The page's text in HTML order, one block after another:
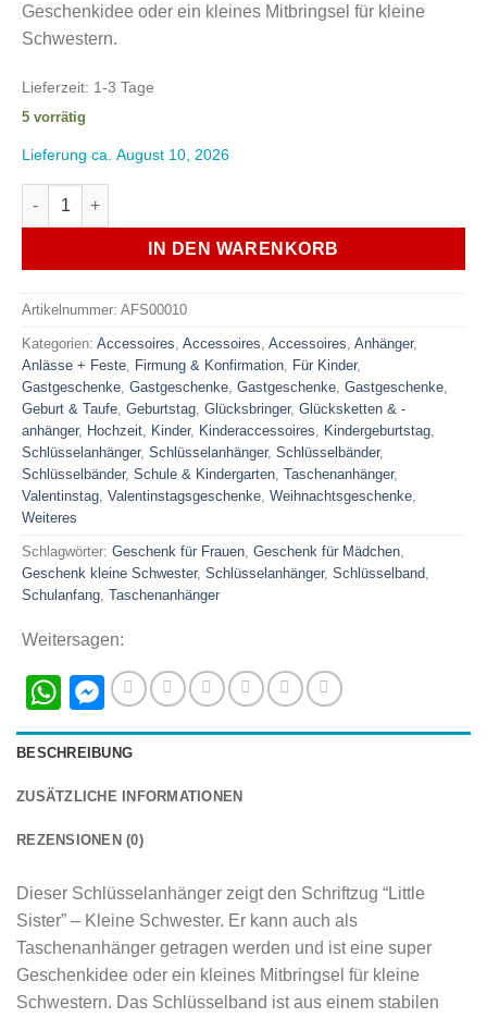
Geschenkidee oder ein kleines Mitbringsel für kleine
Schwestern.
Lieferzeit: 1-3 Tage
5 vorrätig
Lieferung ca. August 10, 2026
Schlüsselanhänger LITTLE SISTER handgemachter
IN DEN WARENKORB
Artikelnummer: AFS00010
Kategorien: Accessoires Accessoires Accessoires Anhänger,
Anlässe + Feste
Firmung & Konfirmation Für Kinder,
Gastgeschenke Gastgeschenke Gastgeschenke Gastgeschenke
Geburt & Taufe Geburtstag Glücksbringer, Glücksketten & -
anhänger, Hochzeit Kinder, Kinderaccessoires Kindergeburtstag
Schlüsselanhänger, Schlüsselanhänger, Schlüsselbänder,
Schlüsselbänder, Schule & Kindergarten Taschenanhänger,
Valentinstag Valentinstagsgeschenke Weihnachtsgeschenke
Weiteres
Schlagwörter: Geschenk für Frauen Geschenk für Mädchen
Geschenk kleine Schwester, Schlüsselanhänger, Schlüsselband
Schulanfang Taschenanhänger
Weitersagen:
WhatsApp
Messenger
BESCHREIBUNG
ZUSÄTZLICHE INFORMATIONEN
REZENSIONEN (0)
Dieser Schlüsselanhänger zeigt den Schriftzug “Little
Sister” – Kleine Schwester. Er kann auch als
Taschenanhänger getragen werden und ist eine super
Geschenkidee oder ein kleines Mitbringsel für kleine
Schwestern. Das Schlüsselband ist aus einem stabilen